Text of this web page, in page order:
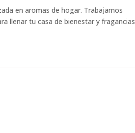
en aromas de hogar. Trabajamos
llenar tu casa de bienestar y fragancias